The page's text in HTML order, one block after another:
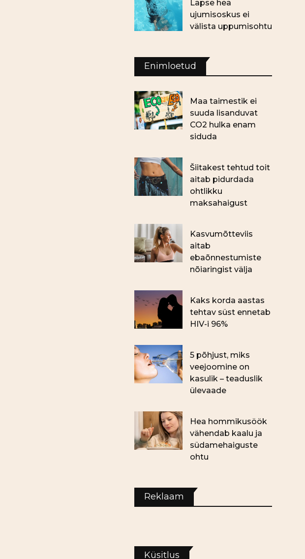
Lapse hea
ujumisoskus ei
välista uppumisohtu
Enimloetud
Maa taimestik ei
suuda lisanduvat
CO2 hulka enam
siduda
Šiitakest tehtud toit
aitab pidurdada
ohtlikku
maksahaigust
Kasvumõtteviis
aitab
ebaõnnestumiste
nõiaringist välja
Kaks korda aastas
tehtav süst ennetab
HIV-i 96%
5 põhjust, miks
veejoomine on
kasulik – teaduslik
ülevaade
Hea hommikusöök
vähendab kaalu ja
südamehaiguste
ohtu
Reklaam
Küsitlus